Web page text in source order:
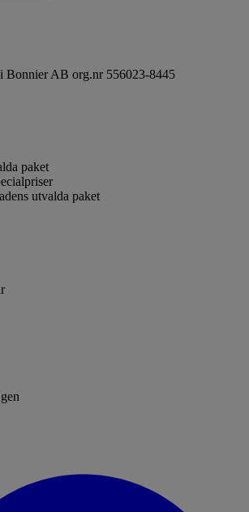
Bonnier AB org.nr 556023-8445
paket
utvalda paket